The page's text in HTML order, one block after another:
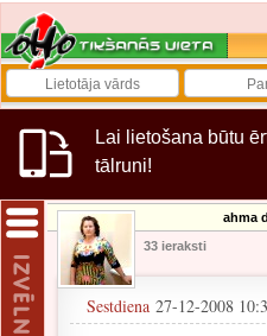
Lai lietošana būtu
tālruni!
ahma
33 ieraksti
Sestdiena27-12-2008